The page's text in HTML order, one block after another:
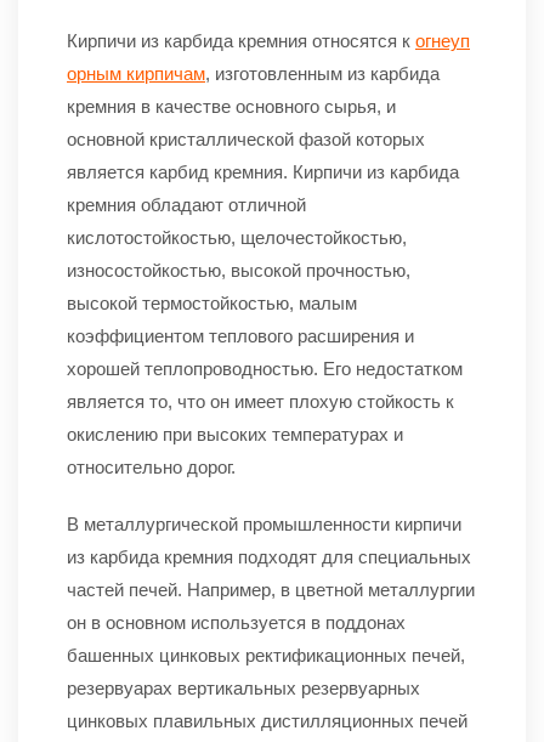
Кирпичи из карбида кремния относятся к огнеуп
орным кирпичам, изготовленным из карбида
кремния в качестве основного сырья, и
основной кристаллической фазой которых
является карбид кремния. Кирпичи из карбида
кремния обладают отличной
кислотостойкостью, щелочестойкостью,
износостойкостью, высокой прочностью,
высокой термостойкостью, малым
коэффициентом теплового расширения и
хорошей теплопроводностью. Его недостатком
является то, что он имеет плохую стойкость к
окислению при высоких температурах и
относительно дорог.
В металлургической промышленности кирпичи
из карбида кремния подходят для специальных
частей печей. Например, в цветной металлургии
он в основном используется в поддонах
башенных цинковых ректификационных печей,
резервуарах вертикальных резервуарных
цинковых плавильных дистилляционных печей